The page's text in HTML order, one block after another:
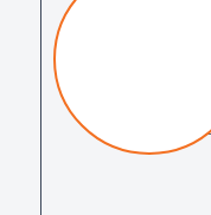
- 세종테크노파